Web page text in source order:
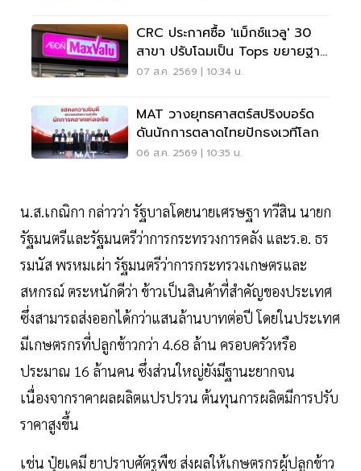
CRC ประกาศซื้อ 'แม็กซ์แวลู' 30
สาขา ปรับโฉมเป็น Tops ขยายฐาน
ลูกค้าเพิ่ม 9 แสนราย
07 ส.ค. 2569 | 10:34 น.
MAT วางยุทธศาสตร์สปริงบอร์ด
ดันนักการตลาดไทยปักธงเวทีโลก
06 ส.ค. 2569 | 10:35 น.
น.ส.เกณิกา กล่าวว่า รัฐบาลโดยนายเศรษฐา ทวีสิน นายก
รัฐมนตรีและรัฐมนตรีว่าการกระทรวงการคลัง และร.อ. ธร
รมนัส พรหมเผ่า รัฐมนตรีว่าการกระทรวงเกษตรและ
สหกรณ์ ตระหนักดีว่า ข้าวเป็นสินค้าที่สำคัญของประเทศ
ซึ่งสามารถส่งออกได้กว่าแสนล้านบาทต่อปี โดยในประเทศ
มีเกษตรกรที่ปลูกข้าวกว่า 4.68 ล้าน ครอบครัวหรือ
ประมาณ 16 ล้านคน ซึ่งส่วนใหญ่ยังมีฐานะยากจน
เนื่องจากราคาผลผลิตแปรปรวน ต้นทุนการผลิตมีการปรับ
ราคาสูงขึ้น
เช่น ปุ๋ยเคมี ยาปราบศัตรูพืช ส่งผลให้เกษตรกรผู้ปลูกข้าว